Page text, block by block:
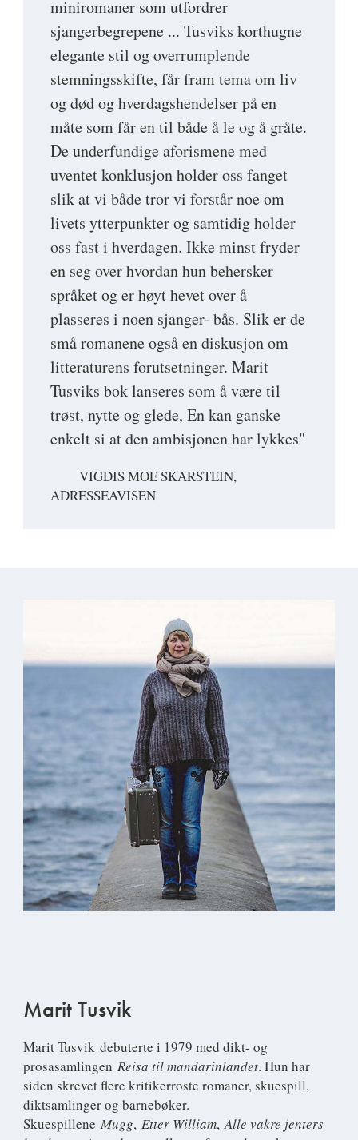
miniromaner som utfordrer
sjangerbegrepene ... Tusviks korthugne
elegante stil og overrumplende
stemningsskifte, får fram tema om liv
og død og hverdagshendelser på en
måte som får en til både å le og å gråte.
De underfundige aforismene med
uventet konklusjon holder oss fanget
slik at vi både tror vi forstår noe om
livets ytterpunkter og samtidig holder
oss fast i hverdagen. Ikke minst fryder
en seg over hvordan hun behersker
språket og er høyt hevet over å
plasseres i noen sjanger- bås. Slik er de
små romanene også en diskusjon om
litteraturens forutsetninger. Marit
Tusviks bok lanseres som å være til
trøst, nytte og glede, En kan ganske
enkelt si at den ambisjonen har lykkes"
VIGDIS MOE SKARSTEIN,
ADRESSEAVISEN
Marit Tusvik
Marit Tusvik debuterte i 1979 med dikt- og
prosasamlingen Reisa til mandarinlandet. Hun har
siden skrevet flere kritikerroste romaner, skuespill,
diktsamlinger og barnebøker.
Skuespillene Mugg, Etter William,Alle vakre jenters